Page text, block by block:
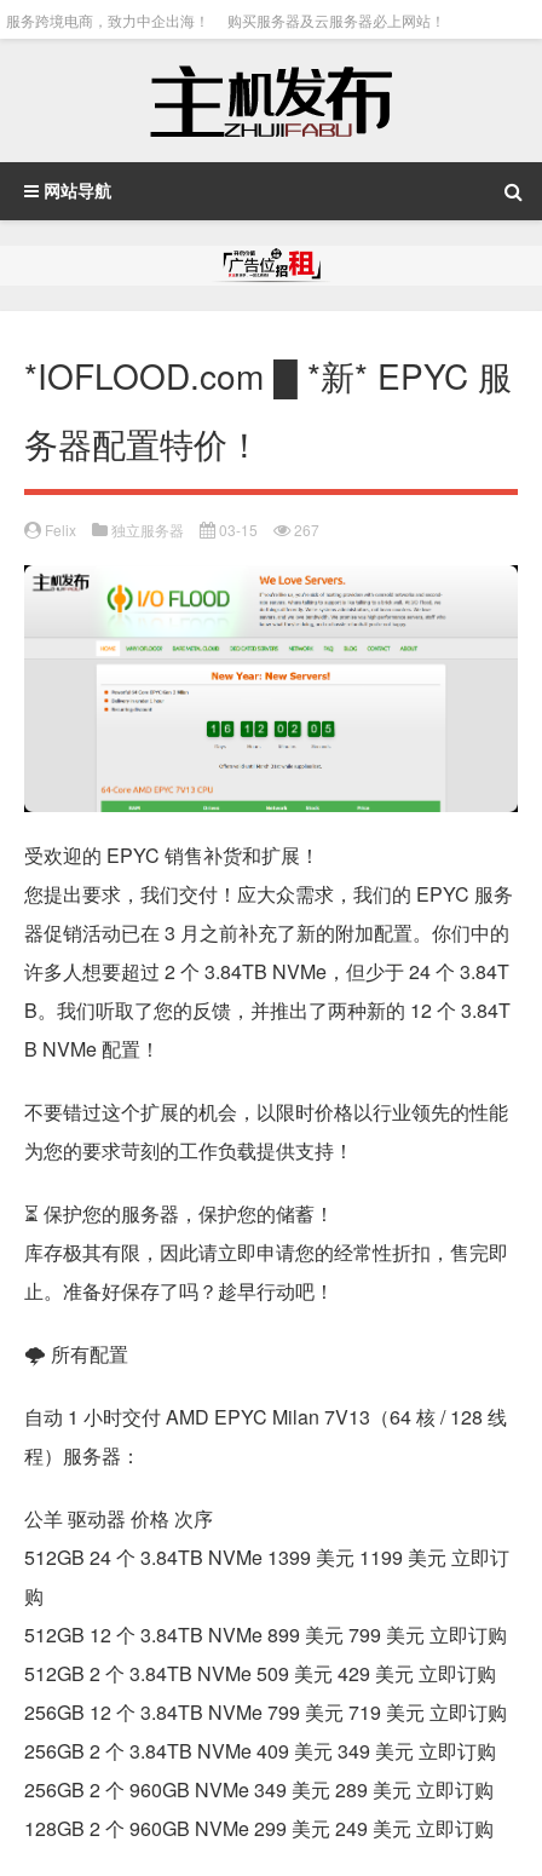
服务跨境电商，致力中企出海！ 购买服务器及云服务器必上网站！
网站导航
*IOFLOOD.com █ *新* EPYC 服
务器配置特价！
Felix 独立服务器 03-15 267
受欢迎的 EPYC 销售补货和扩展！
您提出要求，我们交付！应大众需求，我们的 EPYC 服务
器促销活动已在 3 月之前补充了新的附加配置。你们中的
许多人想要超过 2 个 3.84TB NVMe，但少于 24 个 3.84T
B。我们听取了您的反馈，并推出了两种新的 12 个 3.84T
B NVMe 配置！
不要错过这个扩展的机会，以限时价格以行业领先的性能
为您的要求苛刻的工作负载提供支持！
⏳ 保护您的服务器，保护您的储蓄！
库存极其有限，因此请立即申请您的经常性折扣，售完即
止。准备好保存了吗？趁早行动吧！
🌩️ 所有配置
自动 1 小时交付 AMD EPYC Milan 7V13（64 核 / 128 线
程）服务器：
公羊 驱动器 价格 次序
512GB 24 个 3.84TB NVMe 1399 美元 1199 美元 立即订
购
512GB 12 个 3.84TB NVMe 899 美元 799 美元 立即订购
512GB 2 个 3.84TB NVMe 509 美元 429 美元 立即订购
256GB 12 个 3.84TB NVMe 799 美元 719 美元 立即订购
256GB 2 个 3.84TB NVMe 409 美元 349 美元 立即订购
256GB 2 个 960GB NVMe 349 美元 289 美元 立即订购
128GB 2 个 960GB NVMe 299 美元 249 美元 立即订购